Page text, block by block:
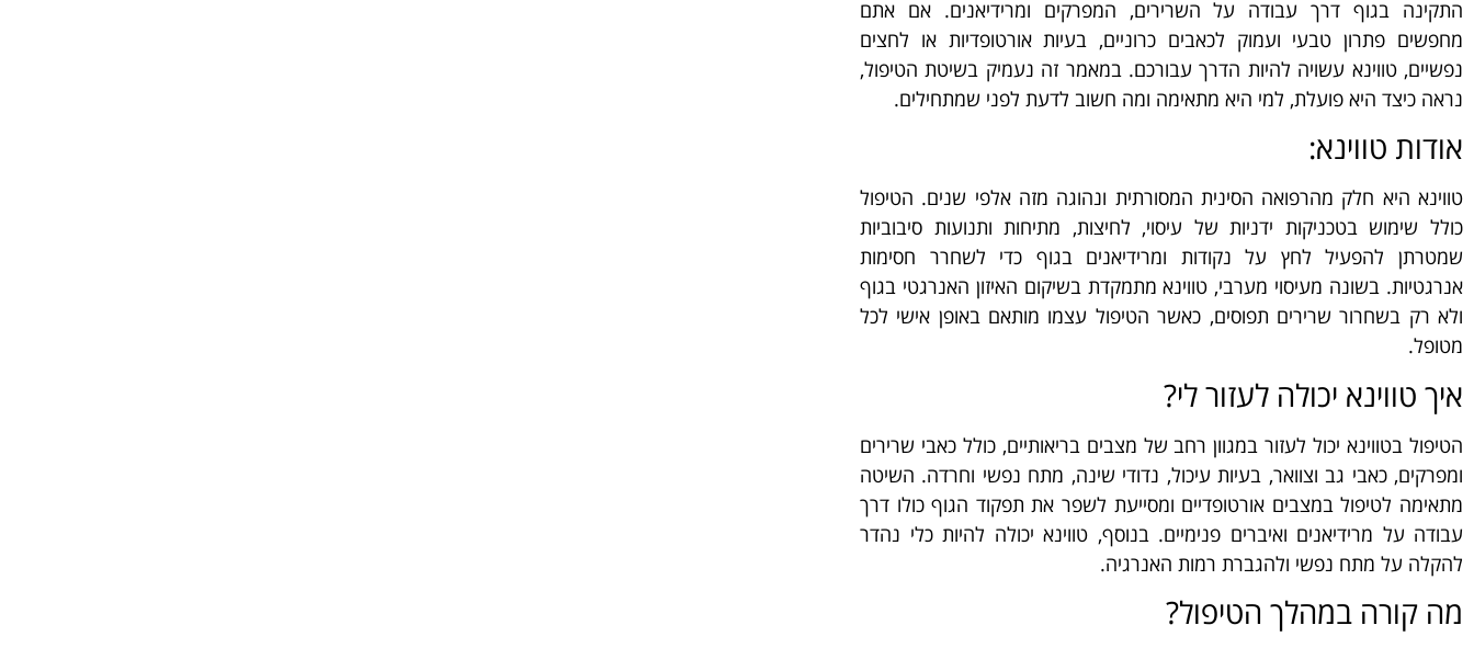
התקינה בגוף דרך עבודה על השרירים, המפרקים ומרידיאנים. אם אתם
מחפשים פתרון טבעי ועמוק לכאבים כרוניים, בעיות אורטופדיות או לחצים
נפשיים, טווינא עשויה להיות הדרך עבורכם. במאמר זה נעמיק בשיטת הטיפול,
נראה כיצד היא פועלת, למי היא מתאימה ומה חשוב לדעת לפני שמתחילים.
אודות טווינא:
טווינא היא חלק מהרפואה הסינית המסורתית ונהוגה מזה אלפי שנים. הטיפול
כולל שימוש בטכניקות ידניות של עיסוי, לחיצות, מתיחות ותנועות סיבוביות
שמטרתן להפעיל לחץ על נקודות ומרידיאנים בגוף כדי לשחרר חסימות
אנרגטיות. בשונה מעיסוי מערבי, טווינא מתמקדת בשיקום האיזון האנרגטי בגוף
ולא רק בשחרור שרירים תפוסים, כאשר הטיפול עצמו מותאם באופן אישי לכל
מטופל.
איך טווינא יכולה לעזור לי?
הטיפול בטווינא יכול לעזור במגוון רחב של מצבים בריאותיים, כולל כאבי שרירים
ומפרקים, כאבי גב וצוואר, בעיות עיכול, נדודי שינה, מתח נפשי וחרדה. השיטה
מתאימה לטיפול במצבים אורטופדיים ומסייעת לשפר את תפקוד הגוף כולו דרך
עבודה על מרידיאנים ואיברים פנימיים. בנוסף, טווינא יכולה להיות כלי נהדר
להקלה על מתח נפשי ולהגברת רמות האנרגיה.
מה קורה במהלך הטיפול?